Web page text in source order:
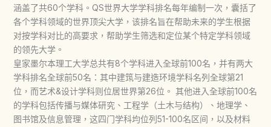
涵盖了共60个学科。QS世界大学学科排名每年编制一次，囊括了
各个学科领域的世界顶尖大学，该排名旨在帮助未来的学生根据
对按学科对比的高要求，帮助学生筛选和定位某个特定学科领域
的领先大学。
皇家墨尔本理工大学总共有8个学科进入全球前100名，并有两大
学科排名全球前50名：其中建筑与建造环境学科名列全球第21
位，而艺术&设计学科则位居世界第26位。 其他进入全球前100名
的学科包括传播与媒体研究、工程学（土木与结构）、地理学、
图书馆及信息管理，这四门学科均位列51-100名区间，以及材料